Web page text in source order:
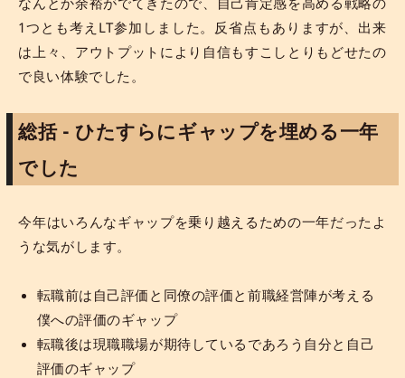
1つとも考えLT参加しました。反省点もありますが、出来
は上々、アウトプットにより自信もすこしとりもどせたの
で良い体験でした。
総括 - ひたすらにギャップを埋める一年
でした
今年はいろんなギャップを乗り越えるための一年だったよ
うな気がします。
転職前は自己評価と同僚の評価と前職経営陣が考える
僕への評価のギャップ
転職後は現職職場が期待しているであろう自分と自己
評価のギャップ